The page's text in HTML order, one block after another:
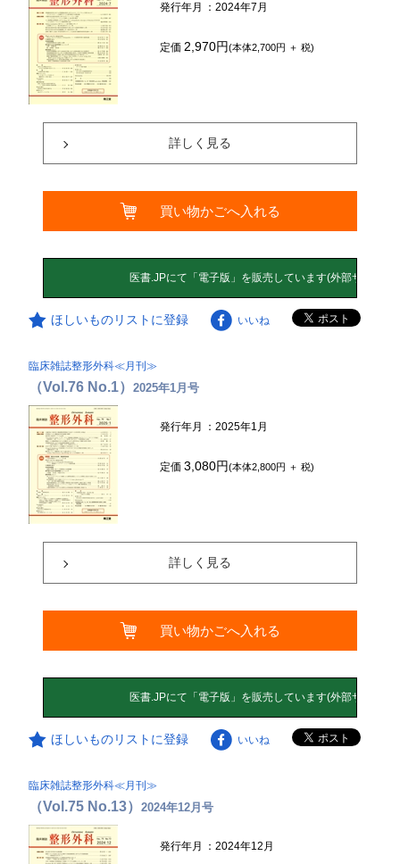
発行年月 ：2024年7月
定価2,970円(本体2,700円 ＋ 税)
詳しく見る
買い物かごへ入れる
ほしいものリストに登録 いいね
臨床雑誌整形外科≪月刊≫
（Vol.76 No.1）2025年1月号
発行年月 ：2025年1月
定価3,080円(本体2,800円 ＋ 税)
詳しく見る
買い物かごへ入れる
ほしいものリストに登録 いいね
臨床雑誌整形外科≪月刊≫
（Vol.75 No.13）2024年12月号
発行年月 ：2024年12月